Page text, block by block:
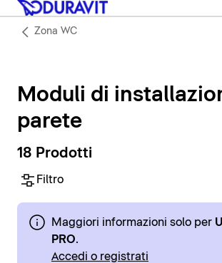
Zona WC
Moduli di
parete
18 Prodotti
Filtro
Maggiori informazioni solo per
PRO.
Accedi o registrati